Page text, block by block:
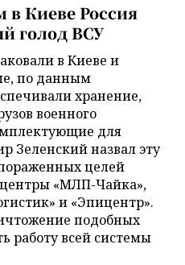
в Киеве Россия
голод ВСУ
в Киеве и
по данным
хранение,
военного
для
Зеленский назвал эту
целей
«МЛП-Чайка»,
и «Эпицентр».
подобных
работу всей системы